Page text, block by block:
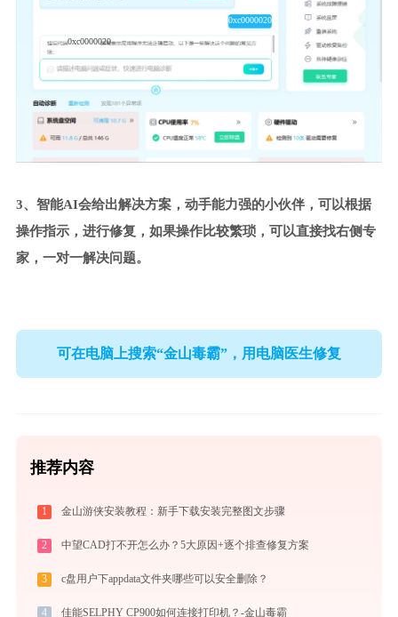
0xc0000020
0xc0000020
3、智能AI会给出解决方案，动手能力强的小伙伴，可以根据
操作指示，进行修复，如果操作比较繁琐，可以直接找右侧专
家，一对一解决问题。
可在电脑上搜索“金山毒霸”，用电脑医生修复
推荐内容
1 金山游侠安装教程：新手下载安装完整图文步骤
2 中望CAD打不开怎么办？5大原因+逐个排查修复方案
3 c盘用户下appdata文件夹哪些可以安全删除？
4 佳能SELPHY CP900如何连接打印机？-金山毒霸